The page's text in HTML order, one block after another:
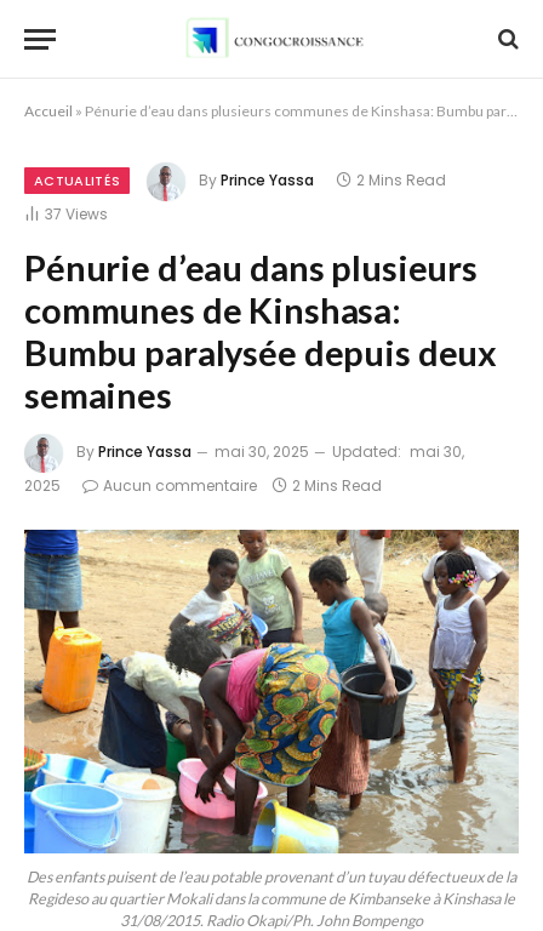
Accueil » Pénurie d’eau dans plusieurs communes de Kinshasa: Bumbu paralysée depuis deux semaines
ACTUALITÉS ByPrince Yassa
2 Mins Read
37 Views
Pénurie d’eau dans plusieurs
communes de Kinshasa:
Bumbu paralysée depuis deux
semaines
ByPrince Yassa mai 30, 2025 Updated: mai 30,
2025
Aucun commentaire 2 Mins Read
Des enfants puisent de l’eau potable provenant d’un tuyau défectueux de la
Regideso au quartier Mokali dans la commune de Kimbanseke à Kinshasa le
31/08/2015. Radio Okapi/Ph. John Bompengo